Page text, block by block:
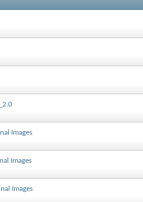
Images
Images
Images